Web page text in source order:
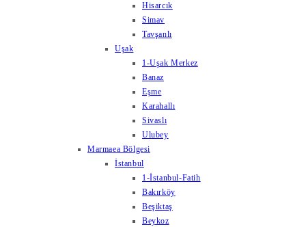
Hisarcık
Simav
Tavşanlı
Uşak
1-Uşak Merkez
Banaz
Eşme
Karahallı
Sivaslı
Ulubey
Marmaea Bölgesi
İstanbul
1-İstanbul-Fatih
Bakırköy
Beşiktaş
Beykoz